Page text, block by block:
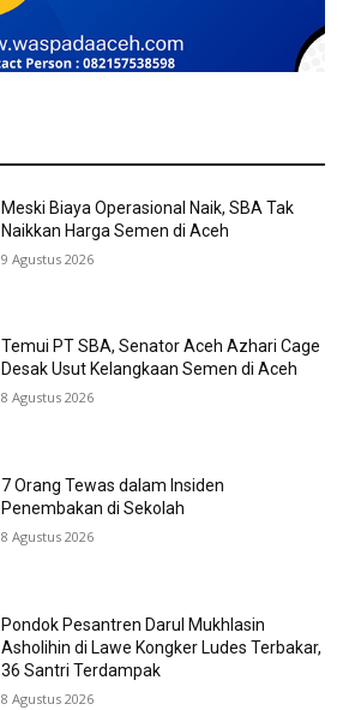
Meski Biaya Operasional Naik, SBA Tak
Naikkan Harga Semen di Aceh
9 Agustus 2026
Temui PT SBA, Senator Aceh Azhari Cage
Desak Usut Kelangkaan Semen di Aceh
8 Agustus 2026
7 Orang Tewas dalam Insiden
Penembakan di Sekolah
8 Agustus 2026
Pondok Pesantren Darul Mukhlasin
Asholihin di Lawe Kongker Ludes Terbakar,
36 Santri Terdampak
8 Agustus 2026